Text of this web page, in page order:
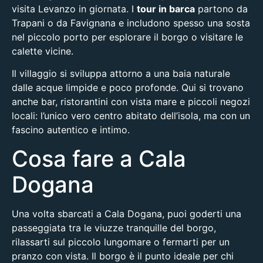
visita Levanzo in giornata. I tour in barca partono da
Trapani o da Favignana e includono spesso una sosta
nel piccolo porto per esplorare il borgo o visitare le
calette vicine.
Il villaggio si sviluppa attorno a una baia naturale
dalle acque limpide e poco profonde. Qui si trovano
anche bar, ristorantini con vista mare e piccoli negozi
locali: l’unico vero centro abitato dell’isola, ma con un
fascino autentico e intimo.
Cosa fare a Cala
Dogana
Una volta sbarcati a Cala Dogana, puoi goderti una
passeggiata tra le viuzze tranquille del borgo,
rilassarti sul piccolo lungomare o fermarti per un
pranzo con vista. Il borgo è il punto ideale per chi